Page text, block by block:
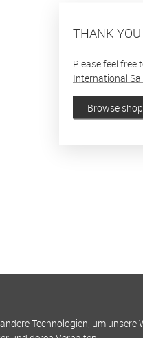
THANK YOU
Please feel free
International
Browse shop
Technologien, um